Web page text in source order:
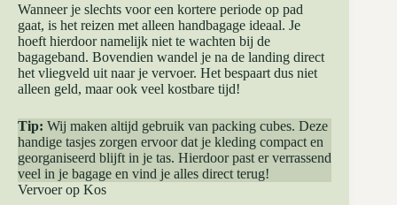
Wanneer je slechts voor een kortere periode op pad
gaat, is het reizen met alleen handbagage ideaal. Je
hoeft hierdoor namelijk niet te wachten bij de
bagageband. Bovendien wandel je na de landing direct
het vliegveld uit naar je vervoer. Het bespaart dus niet
alleen geld, maar ook veel kostbare tijd!
Tip: Wij maken altijd gebruik van packing cubes. Deze
handige tasjes zorgen ervoor dat je kleding compact en
georganiseerd blijft in je tas. Hierdoor past er verrassend
veel in je bagage en vind je alles direct terug!
Vervoer op Kos